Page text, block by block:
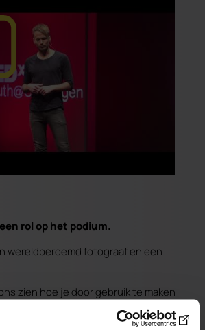
rol op het podium.
wereldberoemd fotograaf en een
zien hoe je door gebruik te maken
sterker kunt maken. Jimmy geeft
uit het verhaal wat hij vertelt.